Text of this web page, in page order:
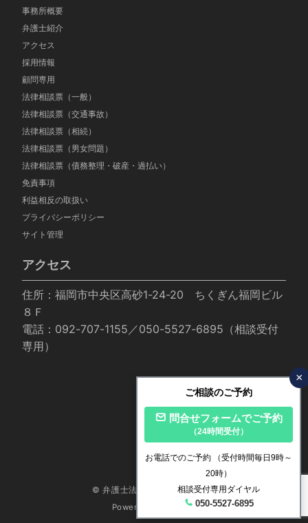
事務所概要
弁護士紹介
アクセス
採用情報
顧問専用
法律相談票（一般）
法律相談票（交通事故）
法律相談票（相続）
法律相談票（男女問題）
法律相談票（債務整理・破産・過払い）
免責事項
利益相反の取扱い
プライバシーポリシー
サイト管理
アクセス
住所：福岡市中央区高砂1-24-20 ちくぎん福岡ビル
８Ｆ
電話：092-707-1155／050-5527-6895（相談受付
専用）
ご相談のご予約
×
問合せフォームでご予約
（24時間受付）
お電話でのご予約
（受付時間毎日9時～
20時）
相談受付専用ダイヤル
050-5527-6895
© 弁護士法人いかり法律事務所
Powered by
Emanon